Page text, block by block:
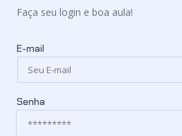
Faça seu login e boa aula!
E-mail
Senha